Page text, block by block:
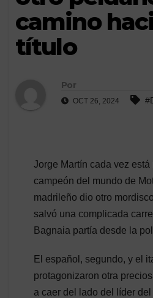
camino
título
Por
OCT 26, 2024
Jorge Martín cada vez
campeón del mundo de
madrileño dio otro
salvó una complicada
Bagnaia partía desde la
El español, segundo, y el
protagonizaron otra
a caer del lado del líder